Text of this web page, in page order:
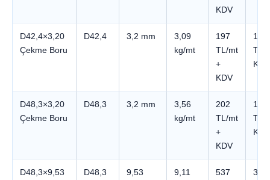
KDV
D42,4×3,20
Çekme Boru
D42,4 3,2 mm
3,09
kg/mt
197
TL/mt
+
KDV
TL +
KDV
D48,3×3,20
Çekme Boru
D48,3 3,2 mm
3,56
kg/mt
202
TL/mt
+
KDV
TL +
KDV
D48,3×9,53
D48,3
9,53
9,11
537